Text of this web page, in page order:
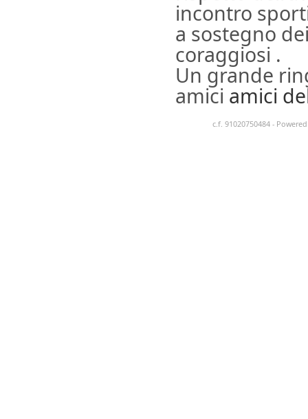
incontro
a sostegno
coraggiosi .
Un grande
amici amici
c.f. 91020750484 -